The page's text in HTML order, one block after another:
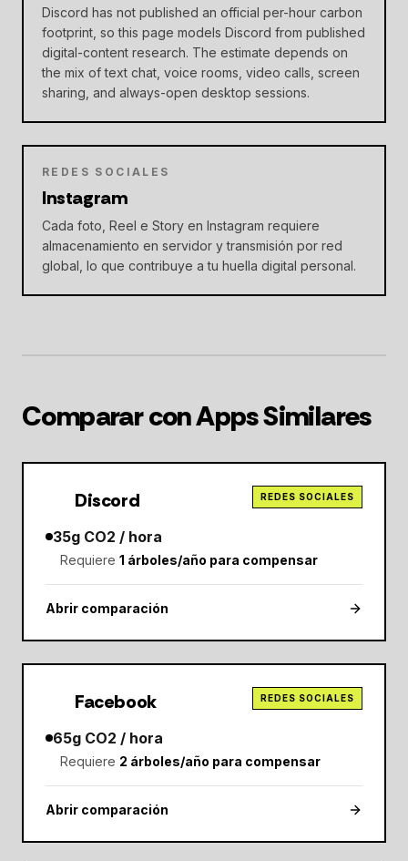
Discord has not published an official per-hour carbon
footprint, so this page models Discord from published
digital-content research. The estimate depends on
the mix of text chat, voice rooms, video calls, screen
sharing, and always-open desktop sessions.
REDES SOCIALES
Instagram
Cada foto, Reel e Story en Instagram requiere
almacenamiento en servidor y transmisión por red
global, lo que contribuye a tu huella digital personal.
Comparar con Apps Similares
Discord REDES SOCIALES
35g CO2 / hora
Requiere 1 árboles/año para compensar
Abrir comparación
Facebook REDES SOCIALES
65g CO2 / hora
Requiere 2 árboles/año para compensar
Abrir comparación